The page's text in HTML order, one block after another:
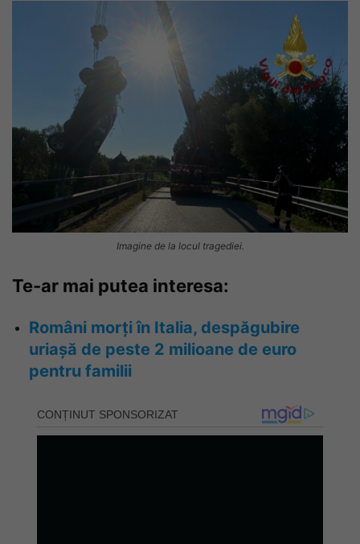
Imagine de la locul tragediei.
Te-ar mai putea interesa:
Români morți în Italia, despăgubire
uriașă de peste 2 milioane de euro
pentru familii